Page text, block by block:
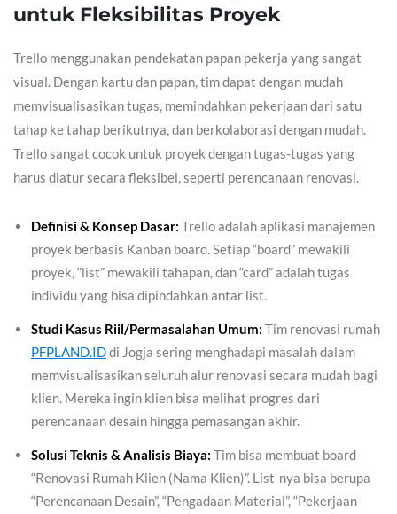
untuk Fleksibilitas Proyek
Trello menggunakan pendekatan papan pekerja yang sangat
visual. Dengan kartu dan papan, tim dapat dengan mudah
memvisualisasikan tugas, memindahkan pekerjaan dari satu
tahap ke tahap berikutnya, dan berkolaborasi dengan mudah.
Trello sangat cocok untuk proyek dengan tugas-tugas yang
harus diatur secara fleksibel, seperti perencanaan renovasi.
Definisi & Konsep Dasar: Trello adalah aplikasi manajemen
proyek berbasis Kanban board. Setiap “board” mewakili
proyek, “list” mewakili tahapan, dan “card” adalah tugas
individu yang bisa dipindahkan antar list.
Studi Kasus Riil/Permasalahan Umum: Tim renovasi rumah
PFPLAND.IDdi Jogja sering menghadapi masalah dalam
memvisualisasikan seluruh alur renovasi secara mudah bagi
klien. Mereka ingin klien bisa melihat progres dari
perencanaan desain hingga pemasangan akhir.
Solusi Teknis & Analisis Biaya: Tim bisa membuat board
“Renovasi Rumah Klien (Nama Klien)”. List-nya bisa berupa
“Perencanaan Desain”, “Pengadaan Material”, “Pekerjaan